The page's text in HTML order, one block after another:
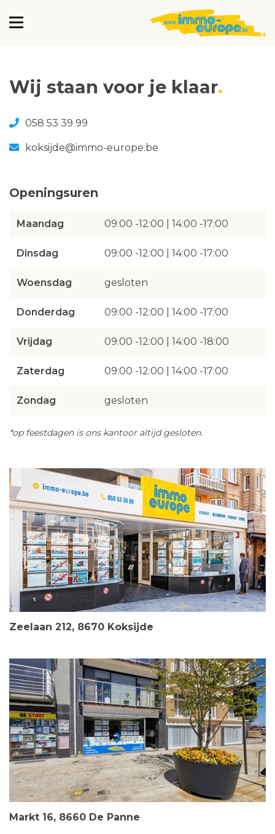
Wij staan voor je klaar
058 53 39 99
koksijde@immo-europe.be
Openingsuren
Maandag 09:00 -12:00 | 14:00 -17:00
Dinsdag 09:00 -12:00 | 14:00 -17:00
Woensdag gesloten
Donderdag 09:00 -12:00 | 14:00 -17:00
Vrijdag 09:00 -12:00 | 14:00 -18:00
Zaterdag 09:00 -12:00 | 14:00 -17:00
Zondag gesloten
*op feestdagen is ons kantoor altijd gesloten.
Zeelaan 212, 8670 Koksijde
Markt 16, 8660 De Panne